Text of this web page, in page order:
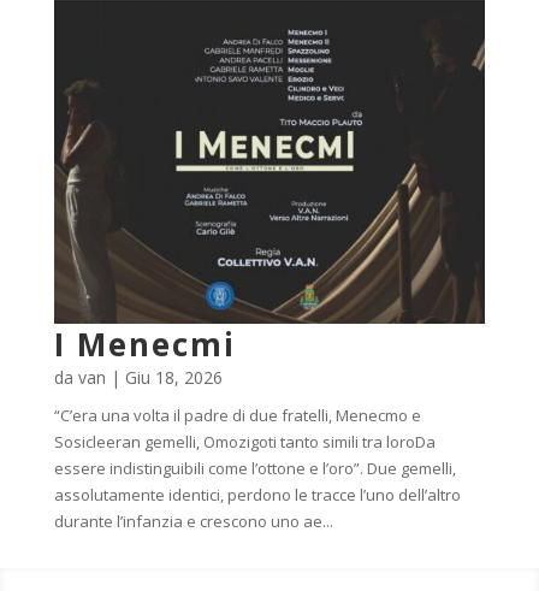
I Menecmi
da van | Giu 18, 2026
“C’era una volta il padre di due fratelli, Menecmo e
Sosicleeran gemelli, Omozigoti tanto simili tra loroDa
essere indistinguibili come l’ottone e l’oro”. Due gemelli,
assolutamente identici, perdono le tracce l’uno dell’altro
durante l’infanzia e crescono uno ae...